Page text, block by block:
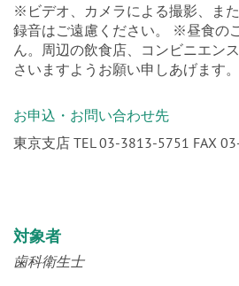
※ビデオ、カメラによる撮影、ま
録音はご遠慮ください。 ※昼食の
ん。周辺の飲食店、コンビニエン
さいますようお願い申しあげます。
お申込・お問い合わせ先
東京支店 TEL 03-3813-5751 FAX
対象者
歯科衛生士